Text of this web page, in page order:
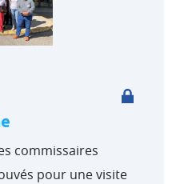
commissaires
pour une visite